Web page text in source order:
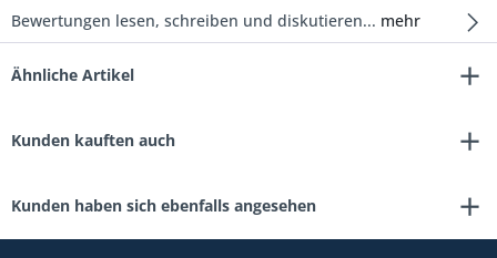
Bewertungen lesen, schreiben und diskutieren... mehr
Ähnliche Artikel
Kunden kauften auch
Kunden haben sich ebenfalls angesehen